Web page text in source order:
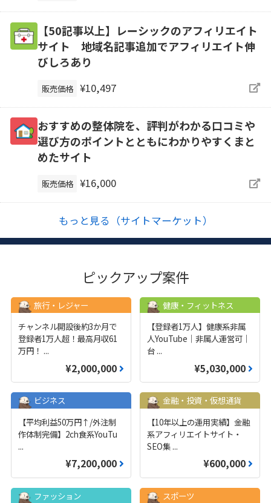
【50記事以上】レーシックのアフィリエイト
サイト 地域名記事追加でアフィリエイト伸
びしろあり
販売価格 ¥10,497
おすすめの整体院を、評判がわかる口コミや
選び方のポイントとともにわかりやすくまと
めたサイト
販売価格 ¥16,000
もっと見る（サイトマーケット）
ピックアップ案件
旅行・レジャー
チャンネル開設後約3か月で
登録者1万人超！最高月収61
万円！ ...
¥2,000,000
健康・フィットネス
【登録者1万人】健康系非属
人YouTube｜非属人運営可｜
台 ...
¥5,030,000
ビジネス
【平均利益50万円↑/外注制
作体制完備】2ch食系YouTu
...
¥7,200,000
金融・投資・仮想通貨
【10年以上の運用実績】金融
系アフィリエイトサイト・
SEO集 ...
¥600,000
ファッション
スポーツ